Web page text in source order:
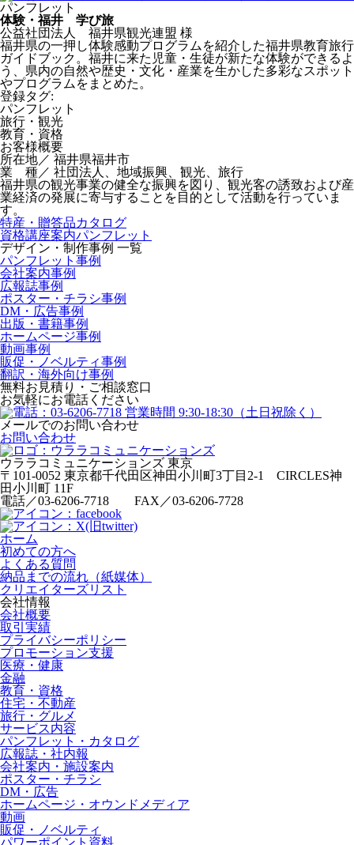
パンフレット
体験・福井 学び旅
公益社団法人 福井県観光連盟 様
福井県の一押し体験感動プログラムを紹介した福井県教育旅行
ガイドブック。福井に来た児童・生徒が新たな体験ができるよ
う、県内の自然や歴史・文化・産業を生かした多彩なスポット
やプログラムをまとめた。
登録タグ:
パンフレット
旅行・観光
教育・資格
お客様概要
所在地／ 福井県福井市
業 種／ 社団法人、地域振興、観光、旅行
福井県の観光事業の健全な振興を図り、観光客の誘致および産
業経済の発展に寄与することを目的として活動を行っていま
す。
特産・贈答品カタログ
資格講座案内パンフレット
デザイン・制作事例 一覧
パンフレット事例
会社案内事例
広報誌事例
ポスター・チラシ事例
DM・広告事例
出版・書籍事例
ホームページ事例
動画事例
販促・ノベルティ事例
翻訳・海外向け事例
無料お見積り・ご相談窓口
お気軽にお電話ください
メールでのお問い合わせ
お問い合わせ
ウララコミュニケーションズ 東京
〒101-0052 東京都千代田区神田小川町3丁目2-1 CIRCLES神
田小川町 11F
電話／03-6206-7718 FAX／03-6206-7728
ホーム
初めての方へ
よくある質問
納品までの流れ（紙媒体）
クリエイターズリスト
会社情報
会社概要
取引実績
プライバシーポリシー
プロモーション支援
医療・健康
金融
教育・資格
住宅・不動産
旅行・グルメ
サービス内容
パンフレット・カタログ
広報誌・社内報
会社案内・施設案内
ポスター・チラシ
DM・広告
ホームページ・オウンドメディア
動画
販促・ノベルティ
パワーポイント資料